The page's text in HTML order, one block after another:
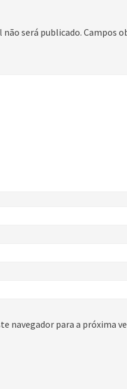
não será publicado. Campos
navegador para a próxima